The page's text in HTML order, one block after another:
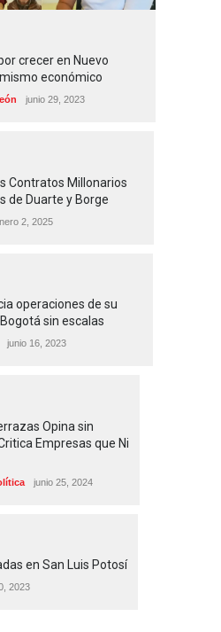
crecer en Nuevo
económico
junio 29, 2023
Contratos Millonarios
de Duarte y Borge
2, 2025
operaciones de su
sin escalas
junio 16, 2023
Opina sin
Empresas que Ni
junio 25, 2024
en San Luis Potosí
2023